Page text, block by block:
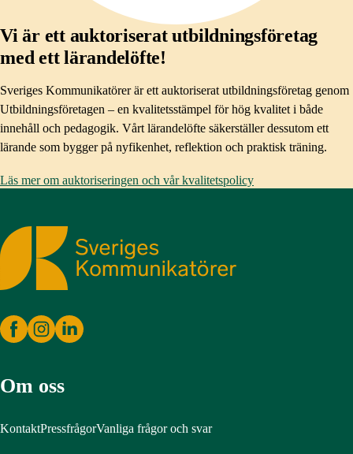
Vi är ett auktoriserat utbildningsföretag
med ett lärandelöfte!
Sveriges Kommunikatörer är ett auktoriserat utbildningsföretag genom
Utbildningsföretagen – en kvalitetsstämpel för hög kvalitet i både
innehåll och pedagogik. Vårt lärandelöfte säkerställer dessutom ett
lärande som bygger på nyfikenhet, reflektion och praktisk träning.
Läs mer om auktoriseringen och vår kvalitetspolicy
Sveriges Kommunikatörer
Om oss
KontaktPressfrågorVanliga frågor och svar